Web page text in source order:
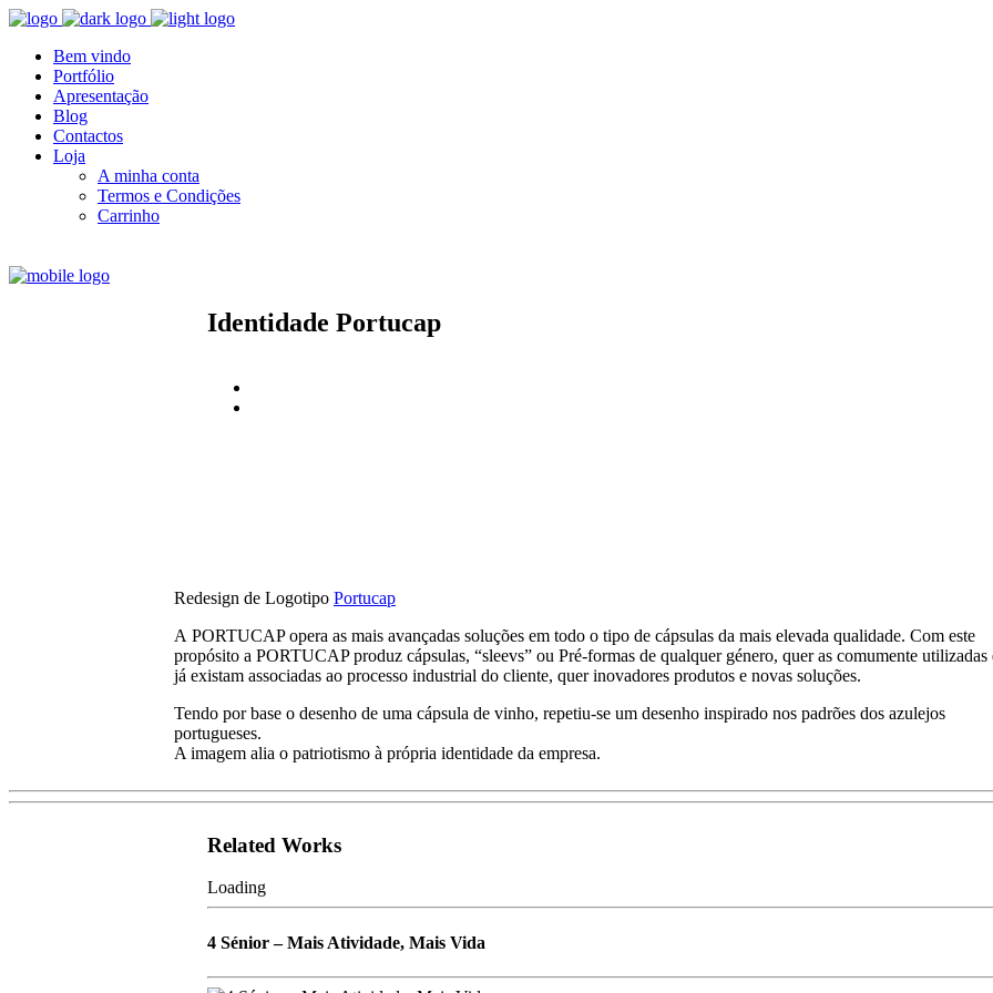
Bem vindo
Portfólio
Apresentação
Blog
Contactos
Loja
A minha conta
Termos e Condições
Carrinho
Identidade Portucap
Redesign de Logotipo Portucap
A PORTUCAP opera as mais avançadas soluções em todo o tipo de cápsulas da mais elevada qualidade. Com este
propósito a PORTUCAP produz cápsulas, “sleevs” ou Pré-formas de qualquer género, quer as comumente utilizadas
já existam associadas ao processo industrial do cliente, quer inovadores produtos e novas soluções.
Tendo por base o desenho de uma cápsula de vinho, repetiu-se um desenho inspirado nos padrões dos azulejos
portugueses.
A imagem alia o patriotismo à própria identidade da empresa.
Related Works
Loading
4 Sénior – Mais Atividade, Mais Vida